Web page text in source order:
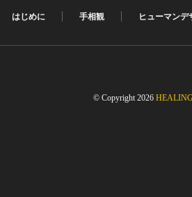
はじめに 手相観 ヒューマンデ
© Copyright 2026